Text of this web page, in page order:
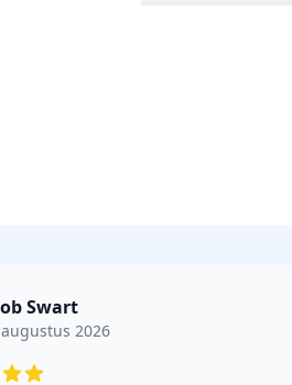
Swart
2026